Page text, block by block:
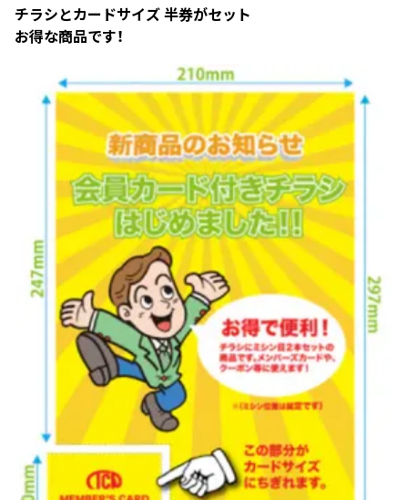
チラシとカードサイズ 半券がセット
お得な商品です！
商品別のよくある質問
折り加工
無線綴じ冊子
季節商品
封筒／クリアファイル